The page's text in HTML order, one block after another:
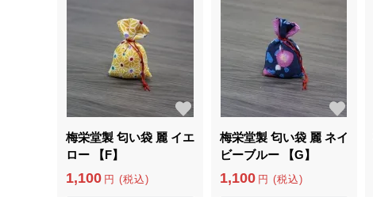
梅栄堂製 匂い袋 麗 イエ
ロー 【F】
1,100 円 (税込)
梅栄堂製 匂い袋 麗 ネイ
ビーブルー 【G】
1,100 円 (税込)